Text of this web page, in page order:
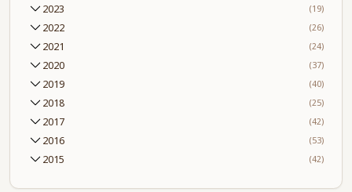
2023 (19)
2022 (26)
2021 (24)
2020 (37)
2019 (40)
2018 (25)
2017 (42)
2016 (53)
2015 (42)